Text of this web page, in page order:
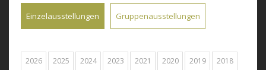
Einzelausstellungen Gruppenausstellungen
2026 2025 2024 2023 2021 2020 2019 2018